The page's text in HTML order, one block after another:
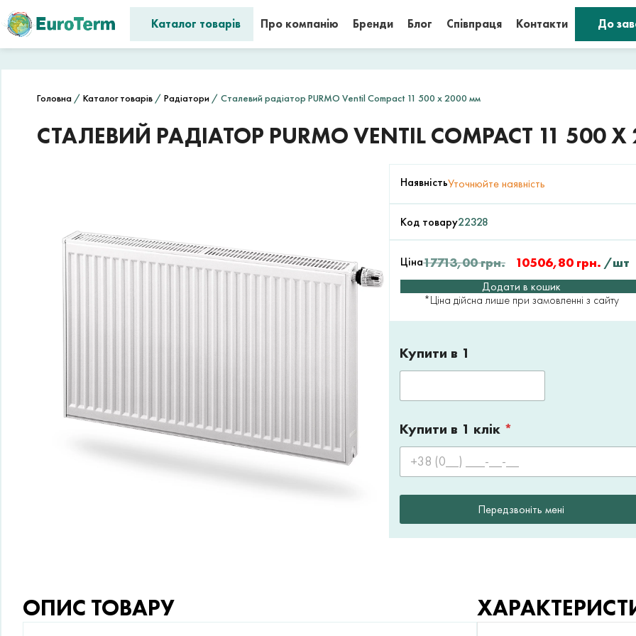
Каталог товарів Про компанію Бренди Блог Співпраця Контакти До
Головна / Каталог товарів / Радіатори / Сталевий радіатор PURMO Ventil Compact 11 500 x 2000 мм
СТАЛЕВИЙ РАДІАТОР PURMO VENTIL COMPACT 11 500
НаявністьУточнюйте наявність
Код товару22328
Ціна17713,00грн. 10506,80 грн. /шт
Додати в кошик
*Ціна дійсна лише при замовленні з сайту
Купити в 1
Купити в 1 клік *
Передзвоніть мені
ОПИС ТОВАРУ